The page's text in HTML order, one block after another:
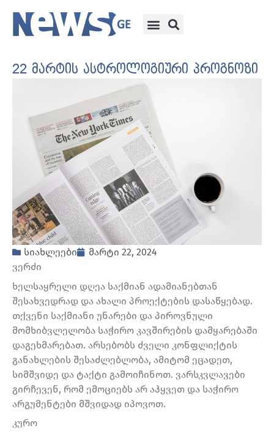
22 მარტის ასტროლოგიური პროგნოზი
სიახლეები
მარტი 22, 2024
ვერძი
ხელსაყრელი დღეა საქმიან ადამიანებთან
შესახვედრად და ახალი პროექტების დასაწყებად.
თქვენი საქმიანი უნარები და პიროვნული
მომხიბვლელობა საჭირო კავშირების დამყარებაში
დაგეხმარებათ. არსებობს ძველი კონფლიქტის
განახლების შესაძლებლობა, ამიტომ ეცადეთ,
სიმშვიდე და ტაქტი გამოიჩინოთ. ვარსკვლავები
გირჩევენ, რომ ემოციებს არ აჰყვეთ და საჭირო
არგუმენტები მშვიდად იპოვოთ.
კურო